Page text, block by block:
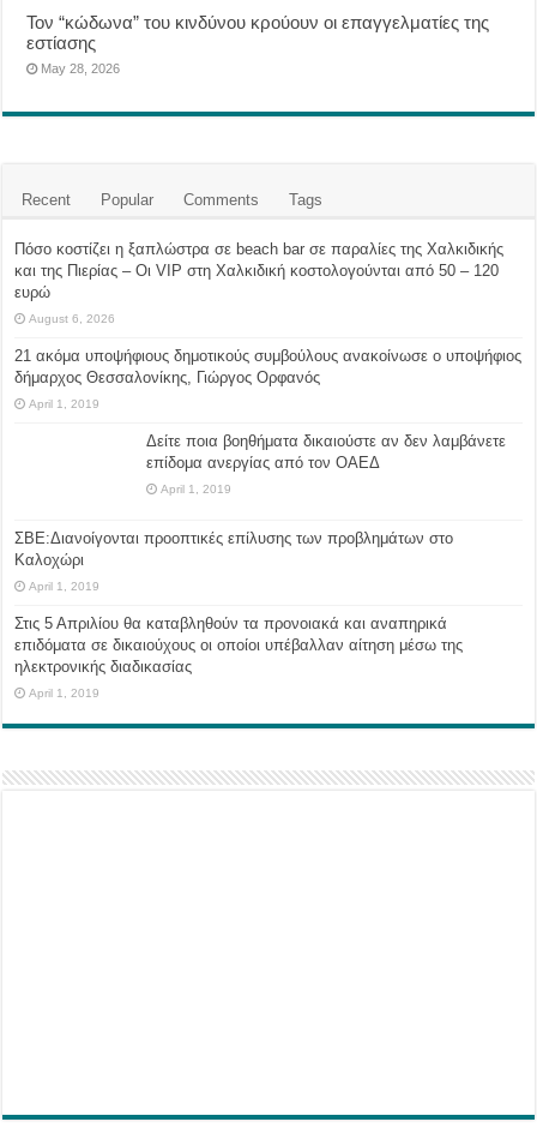
Τον “κώδωνα” του κινδύνου κρούουν οι επαγγελματίες της
εστίασης
May 28, 2026
Recent Popular Comments Tags
Πόσο κοστίζει η ξαπλώστρα σε beach bar σε παραλίες της Χαλκιδικής
και της Πιερίας – Οι VIP στη Χαλκιδική κοστολογούνται από 50 – 120
ευρώ
August 6, 2026
21 ακόμα υποψήφιους δημοτικούς συμβούλους ανακοίνωσε ο υποψήφιος
δήμαρχος Θεσσαλονίκης, Γιώργος Ορφανός
April 1, 2019
Δείτε ποια βοηθήματα δικαιούστε αν δεν λαμβάνετε
επίδομα ανεργίας από τον ΟΑΕΔ
April 1, 2019
ΣΒΕ:Διανοίγονται προοπτικές επίλυσης των προβλημάτων στο
Καλοχώρι
April 1, 2019
Στις 5 Απριλίου θα καταβληθούν τα προνοιακά και αναπηρικά
επιδόματα σε δικαιούχους οι οποίοι υπέβαλλαν αίτηση μέσω της
ηλεκτρονικής διαδικασίας
April 1, 2019